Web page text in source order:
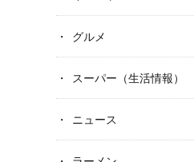
グルメ
スーパー（生活情報）
ニュース